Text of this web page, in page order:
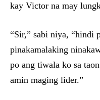
kay Victor na may
“Sir,” sabi niya, “hindi
pinakamalaking
po ang tiwala ko sa
amin maging lider.”